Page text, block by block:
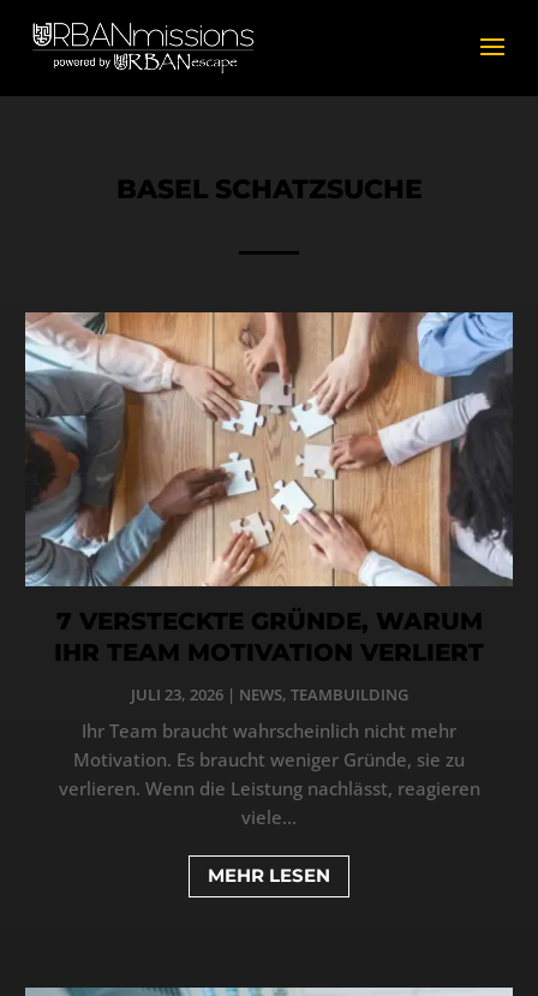
BASEL SCHATZSUCHE
7 VERSTECKTE GRÜNDE, WARUM
IHR TEAM MOTIVATION VERLIERT
JULI 23, 2026| NEWS, TEAMBUILDING
Ihr Team braucht wahrscheinlich nicht mehr
Motivation. Es braucht weniger Gründe, sie zu
verlieren. Wenn die Leistung nachlässt, reagieren
viele...
MEHR LESEN